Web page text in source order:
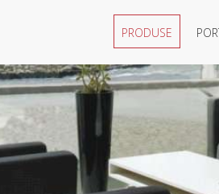
PRODUSE